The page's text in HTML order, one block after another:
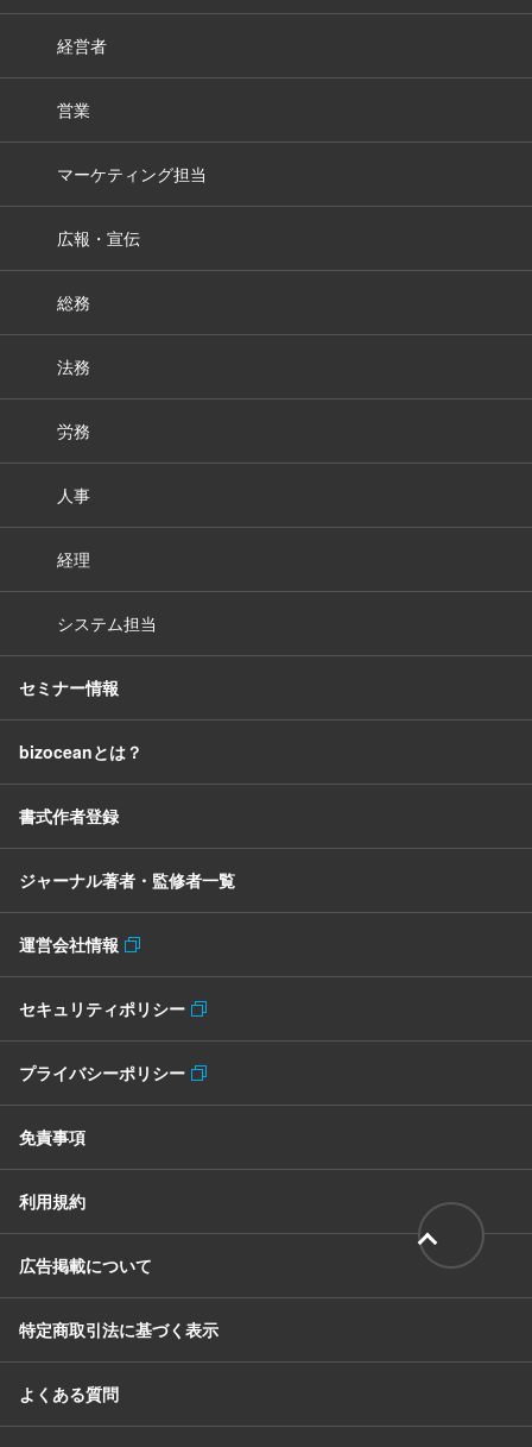
経営者
営業
マーケティング担当
広報・宣伝
総務
法務
労務
人事
経理
システム担当
セミナー情報
bizoceanとは？
書式作者登録
ジャーナル著者・監修者一覧
運営会社情報
セキュリティポリシー
プライバシーポリシー
免責事項
利用規約
広告掲載について
特定商取引法に基づく表示
よくある質問